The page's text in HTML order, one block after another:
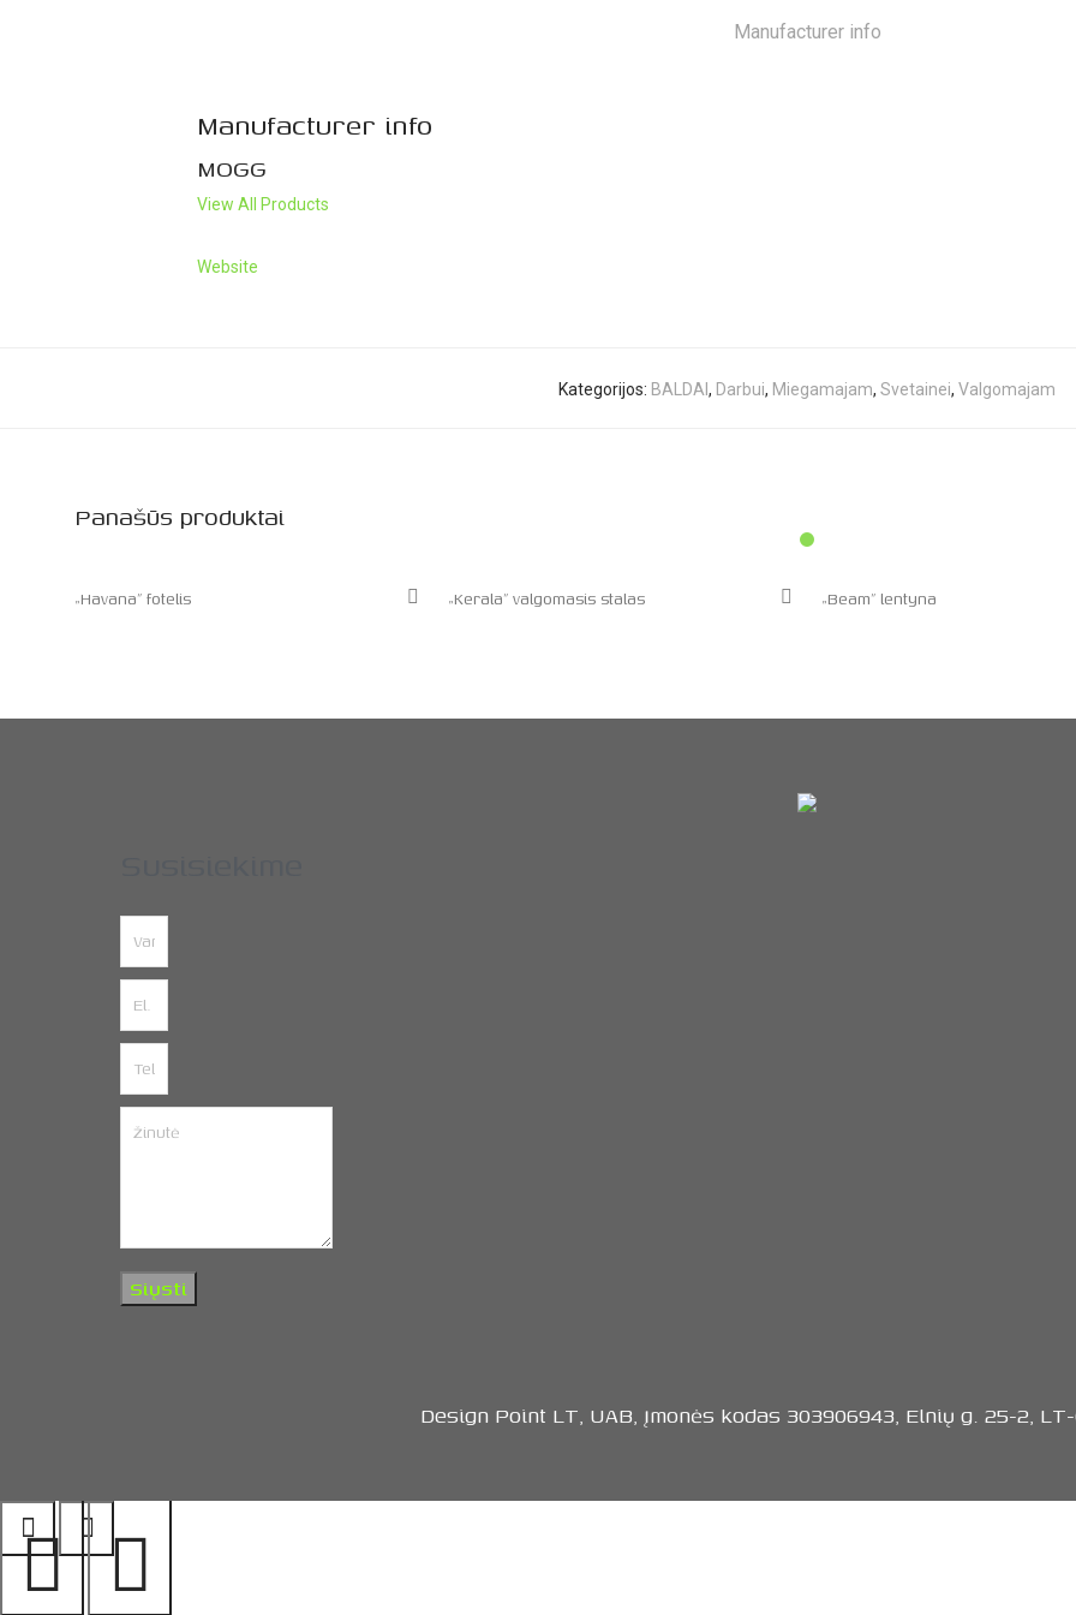
Manufacturer info
Manufacturer info
MOGG
View All Products
Website
Kategorijos: BALDAI , Darbui, Miegamajam, Svetainei, Valgomajam
Panašūs produktai
„Havana” fotelis „Kerala” valgomasis stalas „Beam” lentyna
Siųsti
Design Point LT, UAB, Įmonės kodas 303906943, Elnių g. 25-2, LT-